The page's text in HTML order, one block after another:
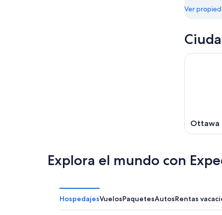
16
Ver
Ottawa
Explora el mundo con
HospedajesVuelosPaquetesAutosRentas